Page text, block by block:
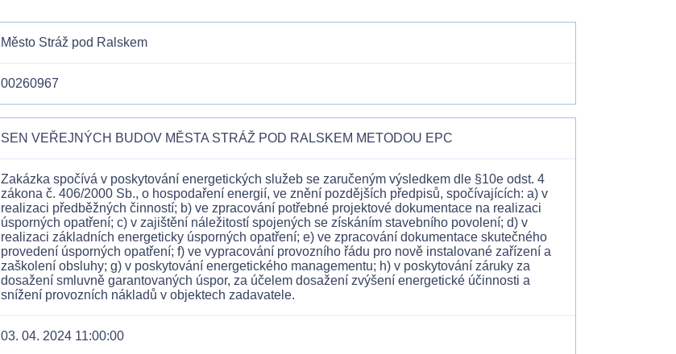
Město Stráž pod Ralskem
00260967
SEN VEŘEJNÝCH BUDOV MĚSTA STRÁŽ POD RALSKEM METODOU EPC
Zakázka spočívá v poskytování energetických služeb se zaručeným výsledkem dle §10e odst. 4
zákona č. 406/2000 Sb., o hospodaření energií, ve znění pozdějších předpisů, spočívajících: a) v
realizaci předběžných činností; b) ve zpracování potřebné projektové dokumentace na realizaci
úsporných opatření; c) v zajištění náležitostí spojených se získáním stavebního povolení; d) v
realizaci základních energeticky úsporných opatření; e) ve zpracování dokumentace skutečného
provedení úsporných opatření; f) ve vypracování provozního řádu pro nově instalované zařízení a
zaškolení obsluhy; g) v poskytování energetického managementu; h) v poskytování záruky za
dosažení smluvně garantovaných úspor, za účelem dosažení zvýšení energetické účinnosti a
snížení provozních nákladů v objektech zadavatele.
03. 04. 2024 11:00:00